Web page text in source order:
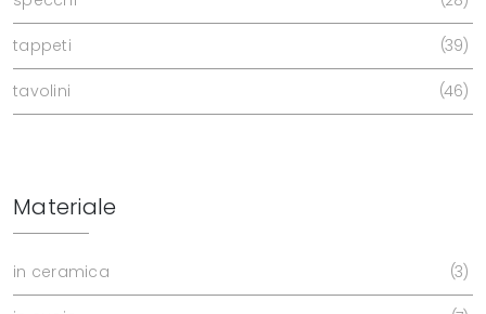
tappeti 39
tavolini 46
Materiale
in ceramica 3